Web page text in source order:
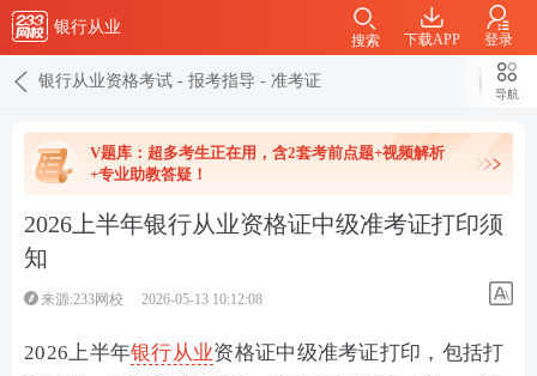
银行从业
下载APP 登录
搜索
银行从业资格考试 - 报考指导 - 准考证
导航
V题库：超多考生正在用，含2套考前点题+视频解析
+专业助教答疑！
2026上半年银行从业资格证中级准考证打印须
知
来源:233网校 2026-05-13 10:12:08
2026上半年银行从业资格证中级准考证打印，包括打